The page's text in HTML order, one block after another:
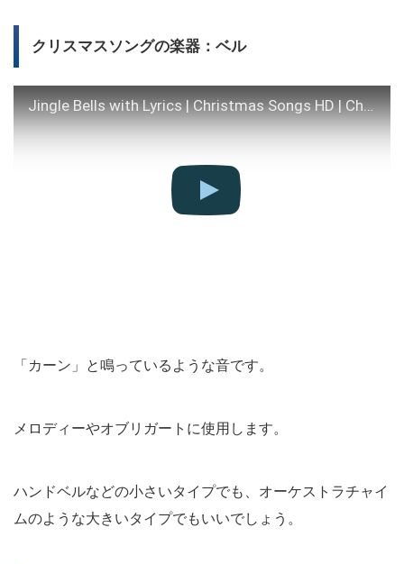
クリスマスソングの楽器：ベル
Jingle Bells with Lyrics | Christmas Songs HD | Christmas Songs and Carols
「カーン」と鳴っているような音です。
メロディーやオブリガートに使用します。
ハンドベルなどの小さいタイプでも、オーケストラチャイ
ムのような大きいタイプでもいいでしょう。